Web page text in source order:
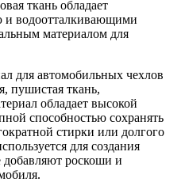
ткань обладает
и водоотталкивающими
материалом для
для автомобильных чехлов
пушистая ткань,
обладает высокой
способностью сохранять
стирки или долгого
для создания
роскоши и